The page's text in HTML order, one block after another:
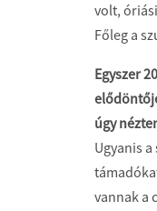
volt,
Főleg a
Egyszer
úgy
Ugyanis
vannak a